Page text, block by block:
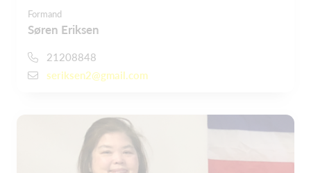
Formand
Søren Eriksen
21208848
seriksen2@gmail.com